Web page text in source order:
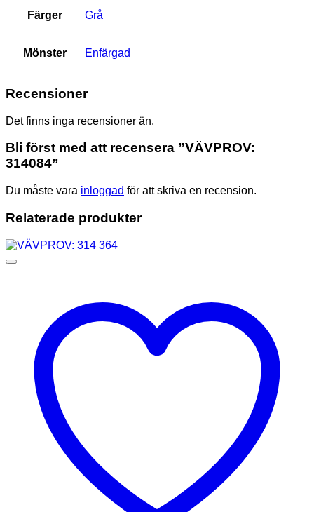
Färger Grå
Mönster Enfärgad
Recensioner
Det finns inga recensioner än.
Bli först med att recensera ”VÄVPROV:
314084”
Du måste vara inloggad för att skriva en recension.
Relaterade produkter